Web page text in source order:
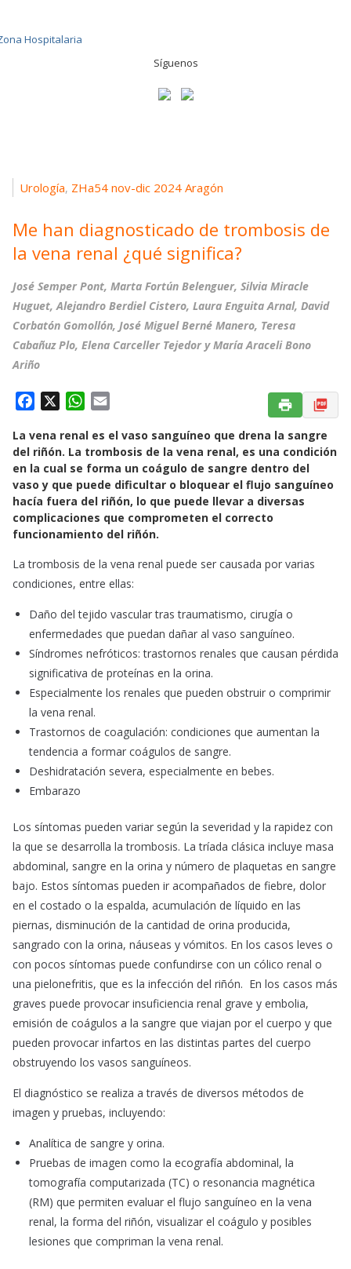
Síguenos
Urología, ZHa54 nov-dic 2024 Aragón
Me han diagnosticado de trombosis de
la vena renal ¿qué significa?
José Semper Pont, Marta Fortún Belenguer, Silvia Miracle
Huguet, Alejandro Berdiel Cistero, Laura Enguita Arnal, David
Corbatón Gomollón, José Miguel Berné Manero, Teresa
Cabañuz Plo, Elena Carceller Tejedor y María Araceli Bono
Ariño
c
e
b
o
o
k
W
a
t
s
A
p
p
a
i
l
La vena renal es el vaso sanguíneo que drena la sangre
del riñón. La trombosis de la vena renal, es una condición
en la cual se forma un coágulo de sangre dentro del
vaso y que puede dificultar o bloquear el flujo sanguíneo
hacía fuera del riñón, lo que puede llevar a diversas
complicaciones que comprometen el correcto
funcionamiento del riñón.
La trombosis de la vena renal puede ser causada por varias
condiciones, entre ellas:
Daño del tejido vascular tras traumatismo, cirugía o
enfermedades que puedan dañar al vaso sanguíneo.
Síndromes nefróticos: trastornos renales que causan pérdida
significativa de proteínas en la orina.
Especialmente los renales que pueden obstruir o comprimir
la vena renal.
Trastornos de coagulación: condiciones que aumentan la
tendencia a formar coágulos de sangre.
Deshidratación severa, especialmente en bebes.
Embarazo
Los síntomas pueden variar según la severidad y la rapidez con
la que se desarrolla la trombosis. La tríada clásica incluye masa
abdominal, sangre en la orina y número de plaquetas en sangre
bajo. Estos síntomas pueden ir acompañados de fiebre, dolor
en el costado o la espalda, acumulación de líquido en las
piernas, disminución de la cantidad de orina producida,
sangrado con la orina, náuseas y vómitos. En los casos leves o
con pocos síntomas puede confundirse con un cólico renal o
una pielonefritis, que es la infección del riñón. En los casos más
graves puede provocar insuficiencia renal grave y embolia,
emisión de coágulos a la sangre que viajan por el cuerpo y que
pueden provocar infartos en las distintas partes del cuerpo
obstruyendo los vasos sanguíneos.
El diagnóstico se realiza a través de diversos métodos de
imagen y pruebas, incluyendo:
Analítica de sangre y orina.
Pruebas de imagen como la ecografía abdominal, la
tomografía computarizada (TC) o resonancia magnética
(RM) que permiten evaluar el flujo sanguíneo en la vena
renal, la forma del riñón, visualizar el coágulo y posibles
lesiones que compriman la vena renal.